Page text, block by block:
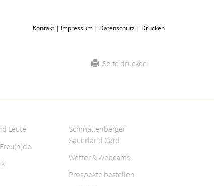
Kontakt | Impressum | Datenschutz | Drucken
Seite drucken
Leute
Schmallenberger
Sauerland Card
Wetter & Webcams
Prospekte bestellen